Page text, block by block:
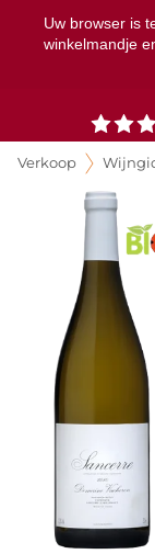
Uw browser is
winkelmandje
Verkoop